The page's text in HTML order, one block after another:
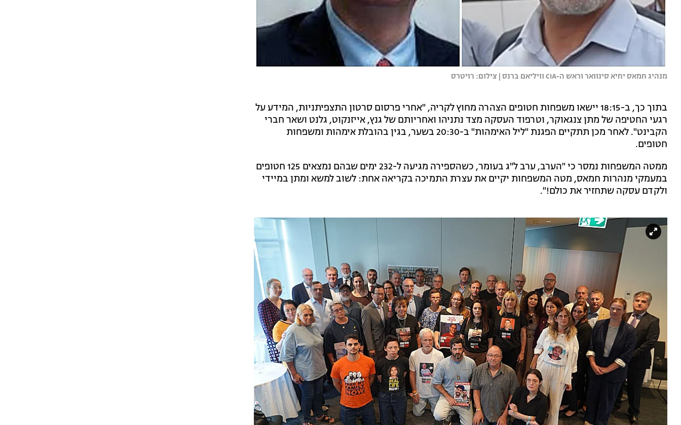
מנהיג חמאס יחיא סינוואר וראש ה-CIA וויליאם ברנס | צילום: רויטרס
בתוך כך, ב-18:15 יישאו משפחות חטופים הצהרה מחוץ לקריה, "אחרי פרסום סרטון התצפיתניות, המידע על
רגעי החטיפה של מתן צנגאוקר, וטרפוד העסקה מצד נתניהו ואחריותם של גנץ, אייזנקוט, גלנט ושאר חברי
הקבינט". לאחר מכן תתקיים הפגנת "ליל האימהות" ב-20:30 בשער, בגין בהובלת אימהות ומשפחות
חטופים.
ממטה המשפחות נמסר כי "הערב, ערב ל"ג בעומר, כשהספירה מגיעה ל-232 ימים שבהם נמצאים 125 חטופים
במעמקי מנהרות חמאס, מטה המשפחות יקיים את עצרת התמיכה בקריאה אחת: לשוב למשא ומתן במיידי
ולקדם עסקה שתחזיר את כולם!".